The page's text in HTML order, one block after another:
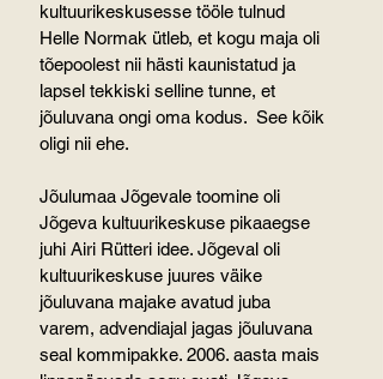
kultuurikeskusesse tööle tulnud
Helle Normak ütleb, et kogu maja oli
tõepoolest nii hästi kaunistatud ja
lapsel tekkiski selline tunne, et
jõuluvana ongi oma kodus.  See kõik
oligi nii ehe.
Jõulumaa Jõgevale toomine oli
Jõgeva kultuurikeskuse pikaaegse
juhi Airi Rütteri idee. Jõgeval oli
kultuurikeskuse juures väike
jõuluvana majake avatud juba
varem, advendiajal jagas jõuluvana
seal kommipakke. 2006. aasta mais